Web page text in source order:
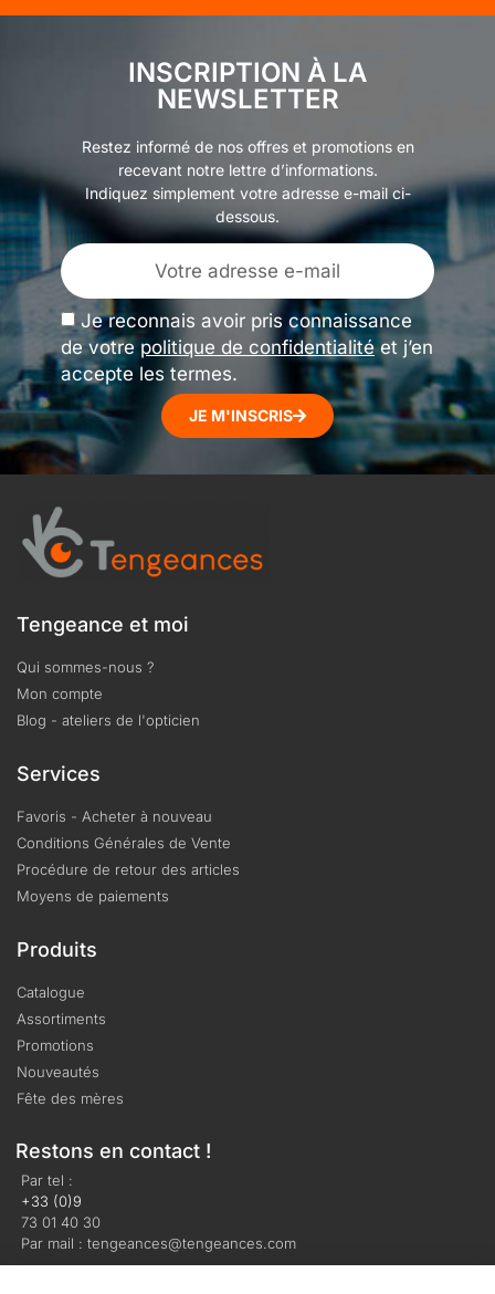
INSCRIPTION À LA
NEWSLETTER
Restez informé de nos offres et promotions en
recevant notre lettre d’informations.
Indiquez simplement votre adresse e-mail ci-
dessous.
Je reconnais avoir pris connaissance
de votrepolitique de confidentialitéet j’en
accepte les termes.
JE M'INSCRIS
Tengeance et moi
Qui sommes-nous ?
Mon compte
Blog - ateliers de l'opticien
Services
Favoris - Acheter à nouveau
Conditions Générales de Vente
Procédure de retour des articles
Moyens de paiements
Produits
Catalogue
Assortiments
Promotions
Nouveautés
Fête des mères
Restons en contact !
Par tel :
+33 (0)9
73 01 40 30
Par mail : tengeances@tengeances.com